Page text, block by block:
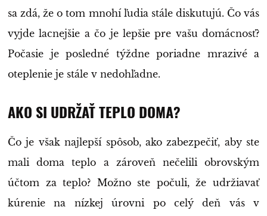
sa zdá, že o tom mnohí ľudia stále diskutujú. Čo vás
vyjde lacnejšie a čo je lepšie pre vašu domácnosť?
Počasie je posledné týždne poriadne mrazivé a
oteplenie je stále v nedohľadne.
AKO SI UDRŽAŤ TEPLO DOMA?
Čo je však najlepší spôsob, ako zabezpečiť, aby ste
mali doma teplo a zároveň nečelili obrovským
účtom za teplo? Možno ste počuli, že udržiavať
kúrenie na nízkej úrovni po celý deň vás v